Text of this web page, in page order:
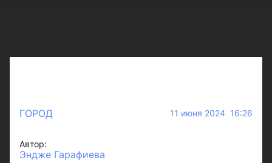
ГОРОД 11 июня 2024 16:26
Автор:
Эндже Гарафиева